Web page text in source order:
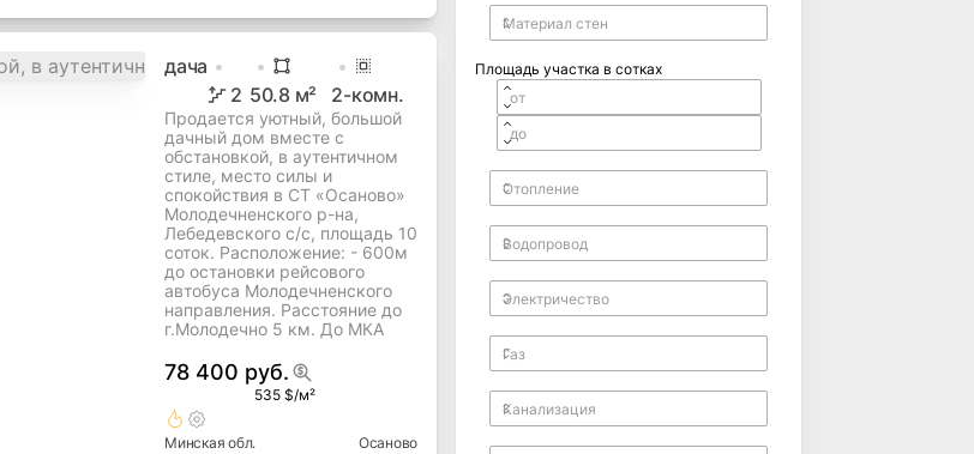
дача
2 50.8 м² 2-комн.
Продается уютный, большой
дачный дом вместе с
обстановкой, в аутентичном
стиле, место силы и
спокойствия в СТ «Осаново»
Молодечненского р-на,
Лебедевского с/с, площадь 10
соток. Расположение: - 600м
до остановки рейсового
автобуса Молодечненского
направления. Расстояние до
г.Молодечно 5 км. До МКА
78 400 руб.
535 $/м²
Минская обл. Осаново
Площадь участка в сотках